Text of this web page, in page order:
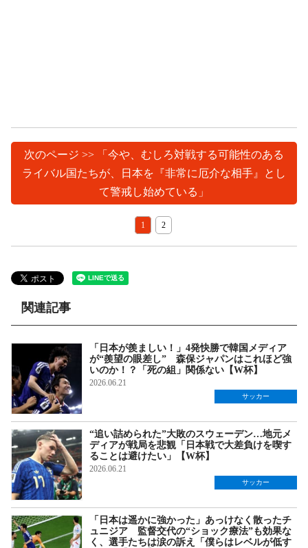
次のページ >> 「今や、むしろ対戦する可能性のある
ライバル国たちが、日本を『非常に厄介な相手』とし
て警戒し始めている」
1 2
関連記事
「日本が羨ましい！」4発快勝で韓国メディア
が“羨望の眼差し” 森保ジャパンはこれほど強
いのか！？「死の組」関係ない【W杯】
2026.06.21
サッカー
“追い詰められた”大敗のスウェーデン…地元メ
ディアが戦局を悲観「日本戦で大差負けを喫す
ることは避けたい」【W杯】
2026.06.21
サッカー
「日本は遥かに強かった」あっけなく散ったチ
ュニジア 監督交代の“ショック療法”も効果な
く、選手たちは涙の訴え「僕らはレベルが低す